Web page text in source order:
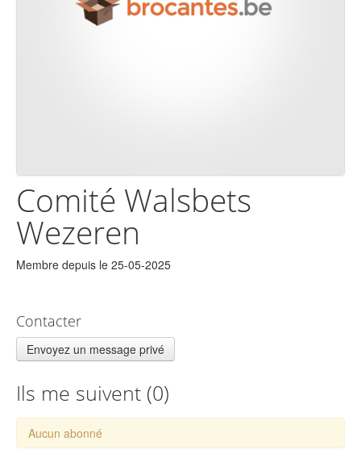
Comité Walsbets
Wezeren
Membre depuis le 25-05-2025
Contacter
Envoyez un message privé
Ils me suivent (0)
Aucun abonné